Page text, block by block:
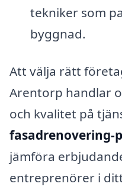
tekniker som
byggnad.
Att välja rätt
Arentorp handlar
och kvalitet på
fasadrenovering-
jämföra
entreprenörer i